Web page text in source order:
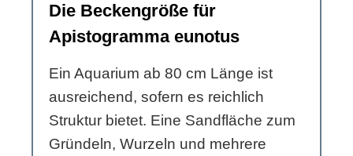
Die Beckengröße für
Apistogramma eunotus
Ein Aquarium ab 80 cm Länge ist
ausreichend, sofern es reichlich
Struktur bietet. Eine Sandfläche zum
Gründeln, Wurzeln und mehrere